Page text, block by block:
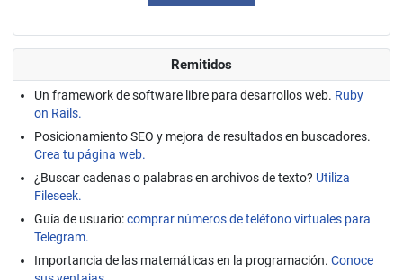
Remitidos
Un framework de software libre para desarrollos web. Ruby
on Rails.
Posicionamiento SEO y mejora de resultados en buscadores.
Crea tu página web.
¿Buscar cadenas o palabras en archivos de texto? Utiliza
Fileseek.
Guía de usuario:comprar números de teléfono virtuales para
Telegram.
Importancia de las matemáticas en la programación. Conoce